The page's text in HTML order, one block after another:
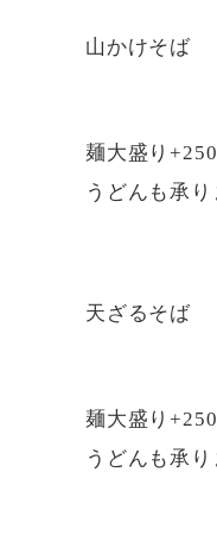
山かけそば
麺大盛り
うどんも承り
天ざるそば
麺大盛り
うどんも承り